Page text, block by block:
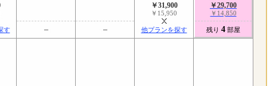
す
￥31,900
￥15,950
他プランを探す
￥29,700
￥14,850
残り 4 部屋